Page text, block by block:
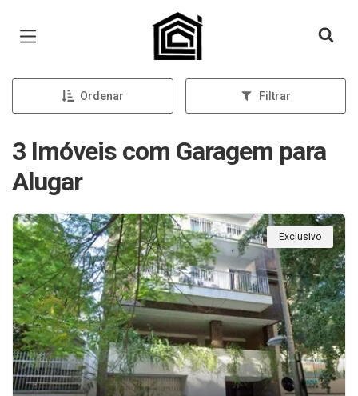
Página inicial
Ordenar Filtrar
3 Imóveis com Garagem para
Alugar
Exclusivo